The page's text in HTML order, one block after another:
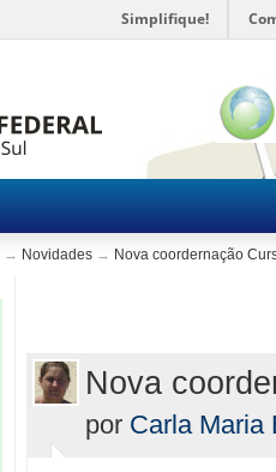
Simplifique!
→ Novidades → Nova coordernação
Nova
por Carla Maria